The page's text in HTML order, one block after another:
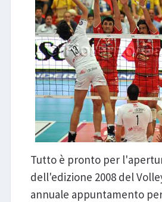
Tutto è pronto per
dell'edizione 2008 del
annuale appuntamento